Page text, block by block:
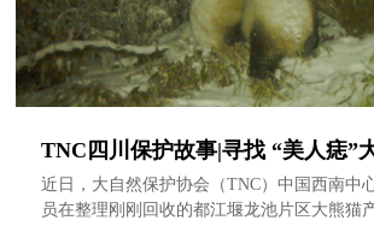
TNC四川保护故事|寻找 “美人痣”
近日，大自然保护协会（TNC）中国西南中
员在整理刚刚回收的都江堰龙池片区大熊猫